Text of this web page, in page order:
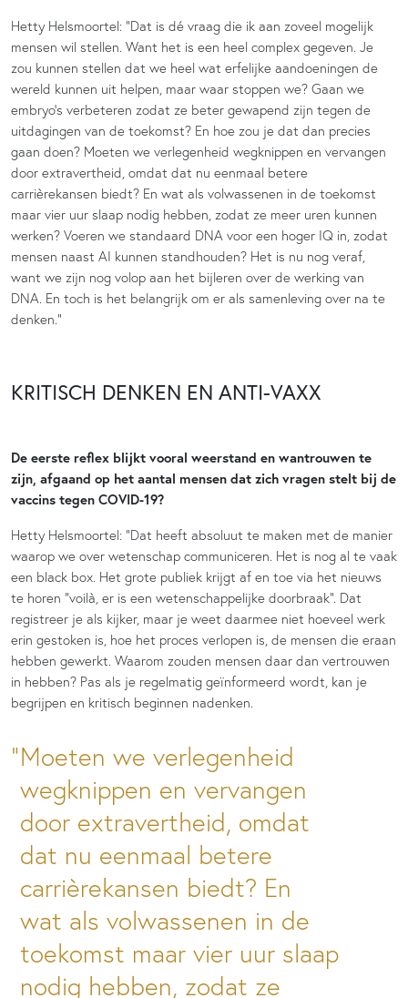
Hetty Helsmoortel: “Dat is dé vraag die ik aan zoveel mogelijk
mensen wil stellen. Want het is een heel complex gegeven. Je
zou kunnen stellen dat we heel wat erfelijke aandoeningen de
wereld kunnen uit helpen, maar waar stoppen we? Gaan we
embryo’s verbeteren zodat ze beter gewapend zijn tegen de
uitdagingen van de toekomst? En hoe zou je dat dan precies
gaan doen? Moeten we verlegenheid wegknippen en vervangen
door extravertheid, omdat dat nu eenmaal betere
carrièrekansen biedt? En wat als volwassenen in de toekomst
maar vier uur slaap nodig hebben, zodat ze meer uren kunnen
werken? Voeren we standaard DNA voor een hoger IQ in, zodat
mensen naast AI kunnen standhouden? Het is nu nog veraf,
want we zijn nog volop aan het bijleren over de werking van
DNA. En toch is het belangrijk om er als samenleving over na te
denken.”
KRITISCH DENKEN EN ANTI-VAXX
De eerste reflex blijkt vooral weerstand en wantrouwen te
zijn, afgaand op het aantal mensen dat zich vragen stelt bij de
vaccins tegen COVID-19?
Hetty Helsmoortel: “Dat heeft absoluut te maken met de manier
waarop we over wetenschap communiceren. Het is nog al te vaak
een black box. Het grote publiek krijgt af en toe via het nieuws
te horen “voilà, er is een wetenschappelijke doorbraak”. Dat
registreer je als kijker, maar je weet daarmee niet hoeveel werk
erin gestoken is, hoe het proces verlopen is, de mensen die eraan
hebben gewerkt. Waarom zouden mensen daar dan vertrouwen
in hebben? Pas als je regelmatig geïnformeerd wordt, kan je
begrijpen en kritisch beginnen nadenken.
Moeten we verlegenheid
wegknippen en vervangen
door extravertheid, omdat
dat nu eenmaal betere
carrièrekansen biedt? En
wat als volwassenen in de
toekomst maar vier uur slaap
nodig hebben, zodat ze